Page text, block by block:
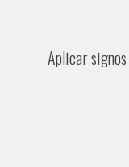
Aplicar